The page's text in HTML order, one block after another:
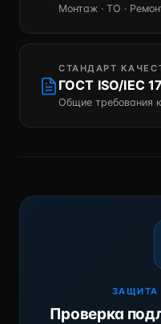
Монтаж · ТО ·
СТАНДАРТ
ГОСТ ISO/IEC
Общие требования
Проверка